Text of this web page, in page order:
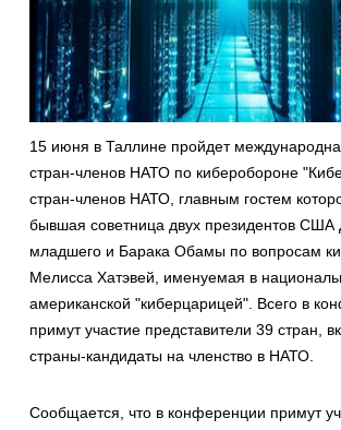
15 июня в Таллине пройдет
стран-членов НАТО по киберобороне
стран-членов НАТО, главным гостем
бывшая советница двух президентов
младшего и Барака Обамы по вопросам
Мелисса Хатэвей, именуемая в
американской "киберцарицей". Всего в
примут участие представители 39 стран,
страны-кандидаты на членство в НАТО.
Сообщается, что в конференции примут